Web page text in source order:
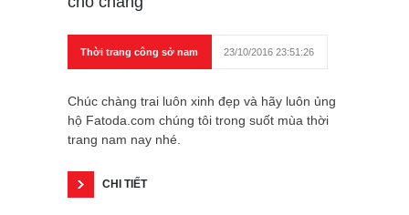
Thời trang công sở nam 23/10/2016 23:51:26
Chúc chàng trai luôn xinh đẹp và hãy luôn ủng
hộ Fatoda.com chúng tôi trong suốt mùa thời
trang nam nay nhé.
CHI TIẾT